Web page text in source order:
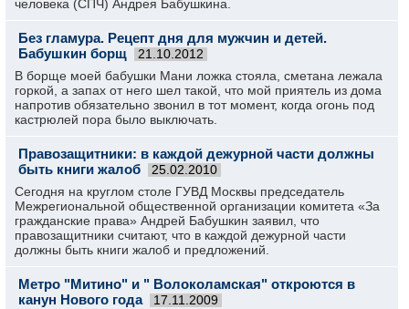
человека (СПЧ) Андрея Бабушкина.
Без гламура. Рецепт дня для мужчин и детей.
Бабушкин борщ
21.10.2012
В борще моей бабушки Мани ложка стояла, сметана лежала
горкой, а запах от него шел такой, что мой приятель из дома
напротив обязательно звонил в тот момент, когда огонь под
кастрюлей пора было выключать.
Правозащитники: в каждой дежурной части должны
быть книги жалоб
25.02.2010
Сегодня на круглом столе ГУВД Москвы председатель
Межрегиональной общественной организации комитета «За
гражданские права» Андрей Бабушкин заявил, что
правозащитники считают, что в каждой дежурной части
должны быть книги жалоб и предложений.
Метро "Митино" и " Волоколамская" откроются в
канун Нового года
17.11.2009